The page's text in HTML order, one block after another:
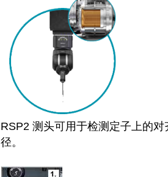
RSP2 测头可用于检测定子上的
径。